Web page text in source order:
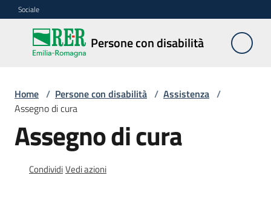
Vai al contenuto
Vai alla navigazione
Vai al footer
Sociale
Persone con disabilità
Persone
con
Interventi
Home / Persone con disabilità / Assistenza /
Assegno di cura
Assegno di cura
CondividiVedi azioni